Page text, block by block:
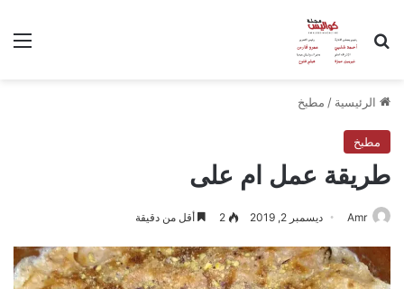
بحث عن
الرئيسية / مطبخ
مطبخ
طريقة عمل ام على
Amr ديسمبر 2, 2019 2 أقل من دقيقة